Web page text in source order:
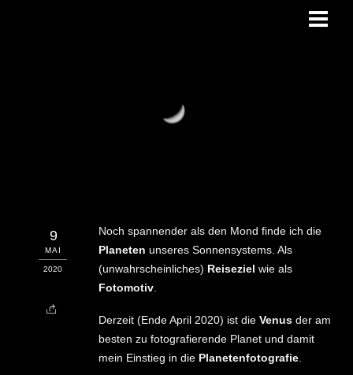
9
MAI
2020
Noch spannender als den Mond finde ich die
Planeten unseres Sonnensystems. Als
(unwahrscheinliches) Reiseziel wie als
Fotomotiv.
Derzeit (Ende April 2020) ist die Venusder am
besten zu fotografierende Planet und damit
mein Einstieg in die Planetenfotografie.